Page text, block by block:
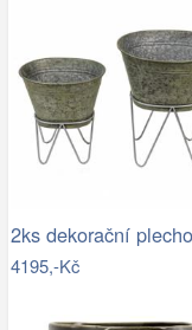
4195,-Kč